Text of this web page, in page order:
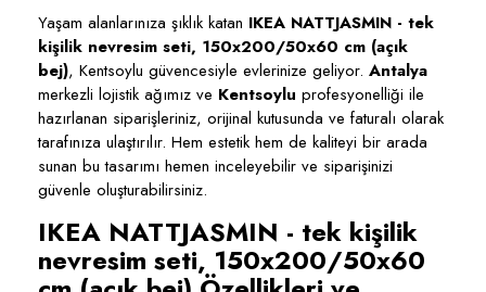
Yaşam alanlarınıza şıklık katan IKEA NATTJASMIN - tek
kişilik nevresim seti, 150x200/50x60 cm (açık
bej), Kentsoylu güvencesiyle evlerinize geliyor. Antalya
merkezli lojistik ağımız ve Kentsoylu profesyonelliği ile
hazırlanan siparişleriniz, orijinal kutusunda ve faturalı olarak
tarafınıza ulaştırılır. Hem estetik hem de kaliteyi bir arada
sunan bu tasarımı hemen inceleyebilir ve siparişinizi
güvenle oluşturabilirsiniz.
IKEA NATTJASMIN - tek kişilik
nevresim seti, 150x200/50x60